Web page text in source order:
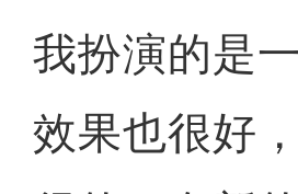
我扮演的是
效果也很好